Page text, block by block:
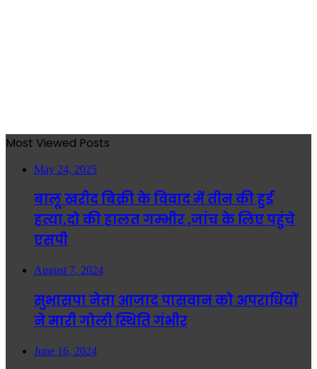
Most Viewed Posts
May 24, 2025
बालू खरीद बिक्री के विवाद में तीन की हुई
हत्या,दो की हालत गम्भीर ,जांच के लिए पहुंचे
एसपी
August 7, 2024
सुभासपा नेता आजाद पासवान को अपराधियों
ने मारी गोली स्थिति गंभीर
June 16, 2024